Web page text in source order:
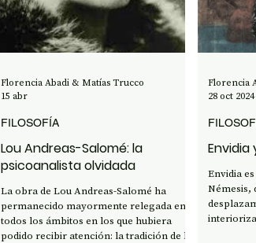
OPINIÓN 50 AÑOS DEL GOLPE CIENCIA Y
Lou Andreas-Salomé: la
psicoanalista olvidada
La obra de Lou Andreas-Salomé ha
permanecido mayormente relegada en
todos los ámbitos en los que hubiera
podido recibir atención: la tradición de la
FILOSOFÍA
Florencia Abadi & Matías Trucco
15 abr
Envidia
Envidia
Némesis,
Florencia
28 oct 2024